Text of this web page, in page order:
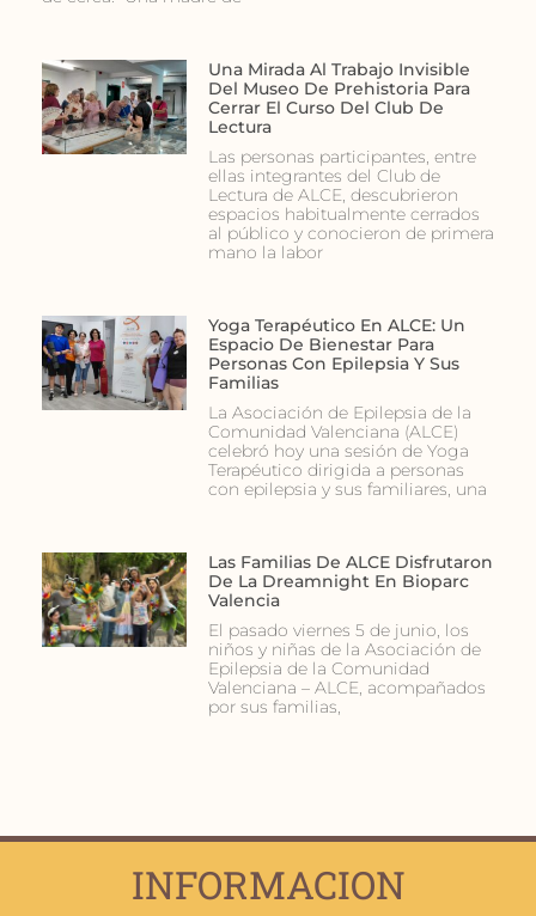
Una Mirada Al Trabajo Invisible
Del Museo De Prehistoria Para
Cerrar El Curso Del Club De
Lectura
Las personas participantes, entre
ellas integrantes del Club de
Lectura de ALCE, descubrieron
espacios habitualmente cerrados
al público y conocieron de primera
mano la labor
Yoga Terapéutico En ALCE: Un
Espacio De Bienestar Para
Personas Con Epilepsia Y Sus
Familias
La Asociación de Epilepsia de la
Comunidad Valenciana (ALCE)
celebró hoy una sesión de Yoga
Terapéutico dirigida a personas
con epilepsia y sus familiares, una
Las Familias De ALCE Disfrutaron
De La Dreamnight En Bioparc
Valencia
El pasado viernes 5 de junio, los
niños y niñas de la Asociación de
Epilepsia de la Comunidad
Valenciana – ALCE, acompañados
por sus familias,
INFORMACION